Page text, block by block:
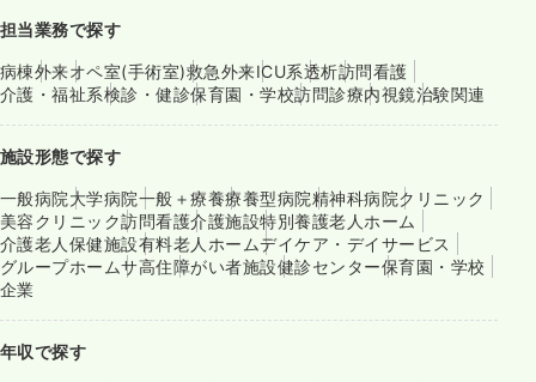
担当業務で探す
病棟外来オペ室(手術室)救急外来ICU系透析訪問看護
介護・福祉系検診・健診保育園・学校訪問診療内視鏡治験関連
施設形態で探す
一般病院大学病院一般＋療養療養型病院精神科病院クリニック
美容クリニック訪問看護介護施設特別養護老人ホーム
介護老人保健施設有料老人ホームデイケア・デイサービス
グループホームサ高住障がい者施設健診センター保育園・学校
企業
年収で探す